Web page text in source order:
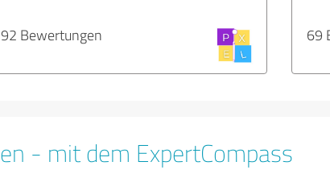
Bewertungen 69
- mit dem ExpertCompass